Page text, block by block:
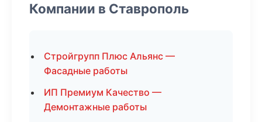
Компании в Ставрополь
Стройгрупп Плюс Альянс —
Фасадные работы
ИП Премиум Качество —
Демонтажные работы